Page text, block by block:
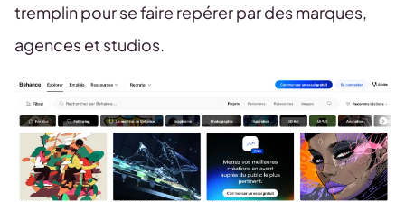
tremplin pour se faire repérer par des marques,
agences et studios.